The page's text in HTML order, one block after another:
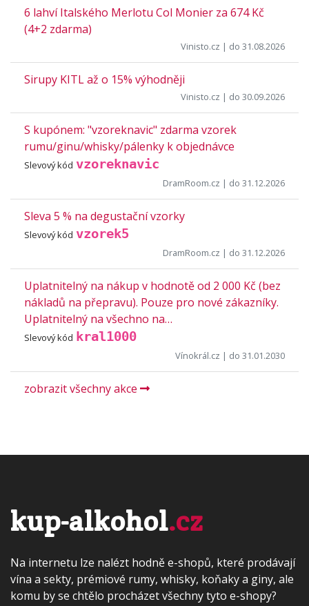
6 lahví Italského Merlotu Col Monier za 674 Kč
(4+2 zdarma)
Vinisto.cz | do 31.08.2026
Sirupy KITL až o 15% výhodněji
Vinisto.cz | do 30.09.2026
S kupónem: "vzoreknavic" zdarma vzorek
rumu/ginu/whisky/pálenky k objednávce
Slevový kód vzoreknavic
DramRoom.cz | do 31.12.2026
Sleva 5 % na degustační vzorky
Slevový kód vzorek5
DramRoom.cz | do 31.12.2026
Uplatnitelný na nákup v hodnotě od 2 000 Kč (bez
nákladů na přepravu). Pouze pro nové zákazníky.
Uplatnitelný na všechno na…
Slevový kód kral1000
Vínokrál.cz | do 31.01.2030
zobrazit všechny akce
kup-alkohol.cz
Na internetu lze nalézt hodně e-shopů, které prodávají
vína a sekty, prémiové rumy, whisky, koňaky a giny, ale
komu by se chtělo procházet všechny tyto e-shopy?